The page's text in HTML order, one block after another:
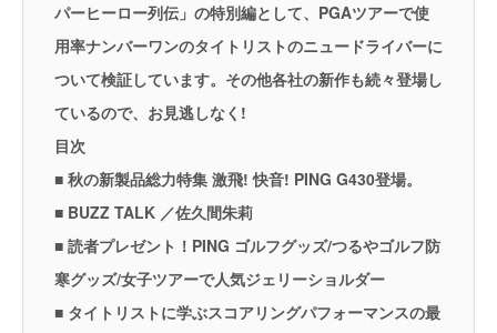
パーヒーロー列伝」の特別編として、PGAツアーで使
用率ナンバーワンのタイトリストのニュードライバーに
ついて検証しています。その他各社の新作も続々登場し
ているので、お見逃しなく!
目次
■ 秋の新製品総力特集 激飛! 快音! PING G430登場。
■ BUZZ TALK ／佐久間朱莉
■ 読者プレゼント！PING ゴルフグッズ/つるやゴルフ防
寒グッズ/女子ツアーで人気ジェリーショルダー
■ タイトリストに学ぶスコアリングパフォーマンスの最